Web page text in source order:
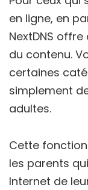
en ligne, en
NextDNS
du contenu.
certaines
simplement
adultes.
Cette
les parents
Internet de